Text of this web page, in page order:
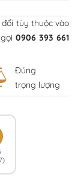
đổi tùy thuộc vào
gọi0906 393 661
Đúng
trọng lượng